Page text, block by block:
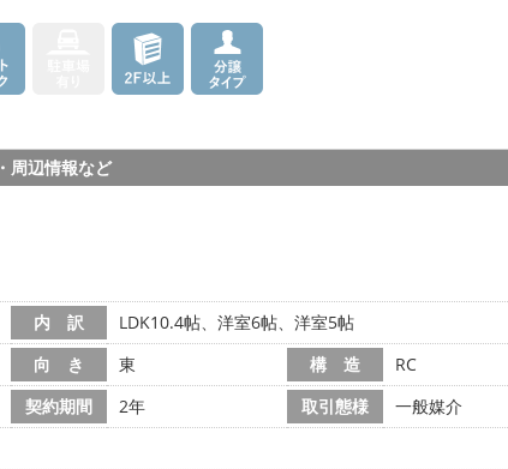
周辺情報など
内 訳
LDK10.4帖、洋室6帖、洋室5帖
向 き 東 構 造
RC
契約期間 2年 取引態様
一般媒介